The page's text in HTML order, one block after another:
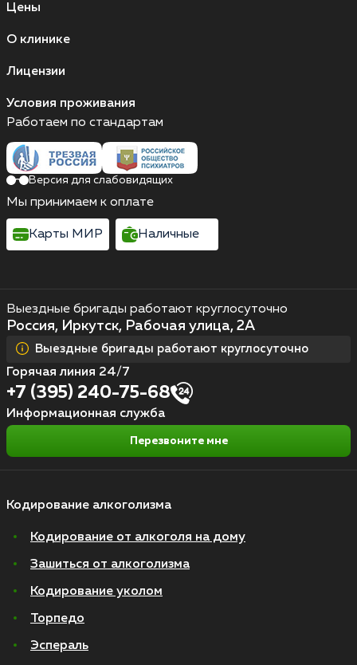
Цены
О клинике
Лицензии
Условия проживания
Кодирование алкоголизма
Кодирование от алкоголя на дому
Зашиться от алкоголизма
Кодирование уколом
Торпедо
Эспераль
Выездные бригады работают круглосуточно
Россия, Иркутск, Рабочая улица, 2А
Выездные бригады работают круглосуточно
Горячая линия 24/7
+7 (395) 240-75-68
Информационная служба
Перезвоните мне
Работаем по стандартам
Версия для слабовидящих
Мы принимаем к оплате
Карты МИР Наличные